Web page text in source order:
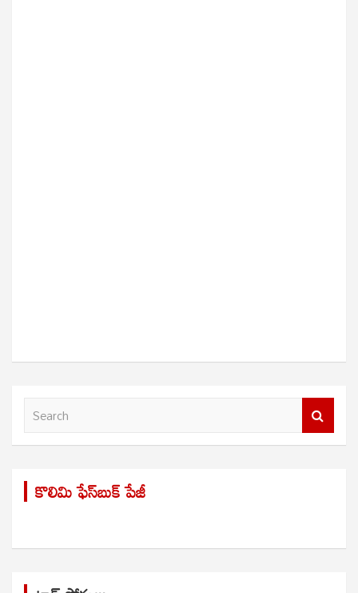
a
r
c కొలిమి ఫేస్‌బుక్ పేజీ